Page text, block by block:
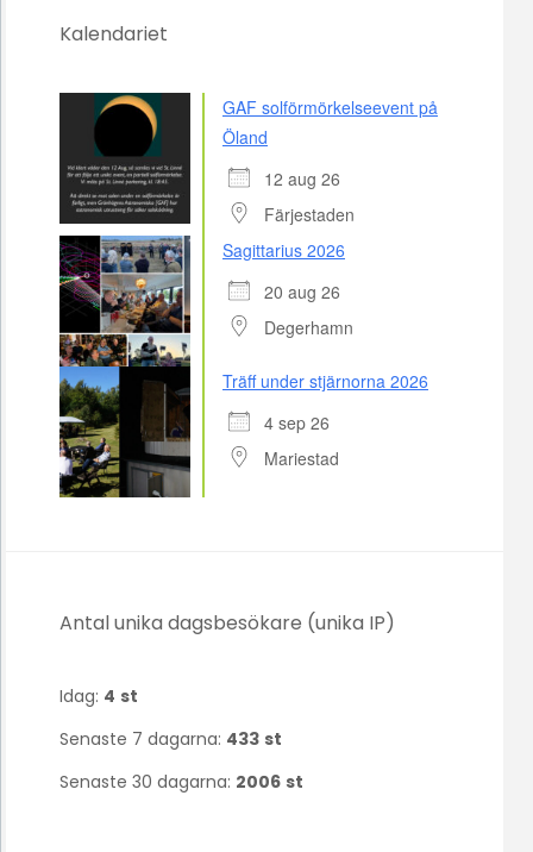
Kalendariet
GAF solförmörkelseevent på
Öland
12 aug 26
Färjestaden
Sagittarius 2026
20 aug 26
Degerhamn
Träff under stjärnorna 2026
4 sep 26
Mariestad
Antal unika dagsbesökare (unika IP)
Idag: 4 st
Senaste 7 dagarna: 433 st
Senaste 30 dagarna: 2006 st